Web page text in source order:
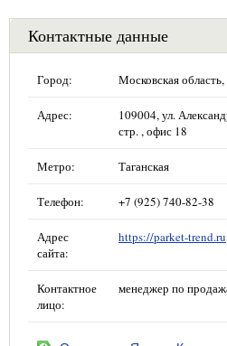
Контактные данные
Город: Московская
Адрес:
109004, ул.
стр. , офис 18
Метро: Таганская
Телефон: +7 (925) 740-82-38
Адрес
сайта:
https://parket-trend.ru
Контактное
лицо:
менеджер по